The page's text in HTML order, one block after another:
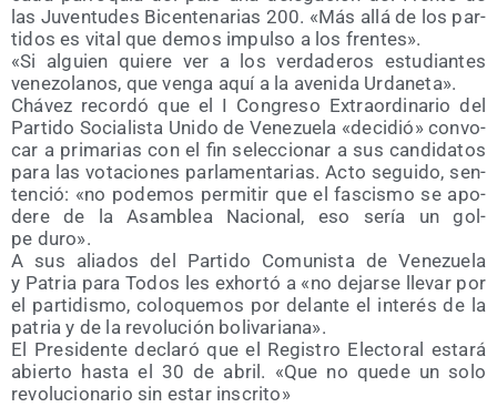
las Juven­tu­des Bicen­te­na­rias 200. «Más allá de los par­
ti­dos es vital que demos impul­so a los frentes».
«Si alguien quie­re ver a los ver­da­de­ros estu­dian­tes
vene­zo­la­nos, que ven­ga aquí a la ave­ni­da Urdaneta».
Chá­vez recor­dó que el I Con­gre­so Extra­or­di­na­rio del
Par­ti­do Socia­lis­ta Uni­do de Vene­zue­la «deci­dió» con­vo­
car a pri­ma­rias con el fin selec­cio­nar a sus can­di­da­tos
para las vota­cio­nes par­la­men­ta­rias. Acto segui­do, sen­
ten­ció: «no pode­mos per­mi­tir que el fas­cis­mo se apo­
de­re de la Asam­blea Nacio­nal, eso sería un gol­
pe duro».
A sus alia­dos del Par­ti­do Comu­nis­ta de Vene­zue­la
y Patria para Todos les exhor­tó a «no dejar­se lle­var por
el par­ti­dis­mo, colo­que­mos por delan­te el inte­rés de la
patria y de la revo­lu­ción bolivariana».
El Pre­si­den­te decla­ró que el Regis­tro Elec­to­ral esta­rá
abier­to has­ta el 30 de abril. «Que no que­de un solo
revo­lu­cio­na­rio sin estar inscrito»